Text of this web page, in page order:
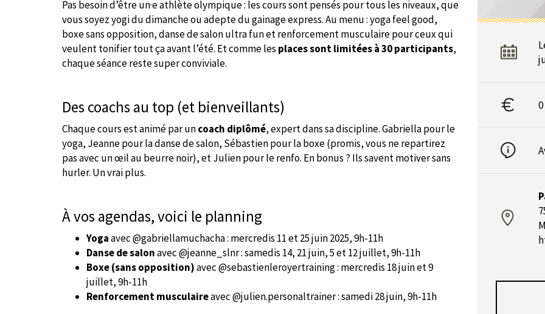
Pas besoin d’être un·e athlète olympique : les cours sont pensés pour tous les niveaux, que
vous soyez yogi du dimanche ou adepte du gainage express. Au menu : yoga feel good,
boxe sans opposition, danse de salon ultra fun et renforcement musculaire pour ceux qui
veulent tonifier tout ça avant l’été. Et comme les places sont limitées à 30 participants,
chaque séance reste super conviviale.
Des coachs au top (et bienveillants)
Chaque cours est animé par uncoach diplômé, expert dans sa discipline. Gabriella pour le
yoga, Jeanne pour la danse de salon, Sébastien pour la boxe (promis, vous ne repartirez
pas avec un œil au beurre noir), et Julien pour le renfo. En bonus ? Ils savent motiver sans
hurler. Un vrai plus.
À vos agendas, voici le planning
Yogaavec @gabriellamuchacha : mercredis 11 et 25 juin 2025, 9h-11h
Danse de salonavec @jeanne_slnr : samedis 14, 21 juin, 5 et 12 juillet, 9h-11h
Boxe (sans opposition)avec @sebastienleroyertraining : mercredis 18 juin et 9
juillet, 9h-11h
Renforcement musculaireavec @julien.personaltrainer : samedi 28 juin, 9h-11h